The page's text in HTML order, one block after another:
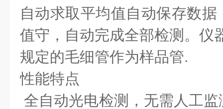
自动求取平均值自动保存数据
值守， 自动完成全部检测。仪
规定的毛细管作为样品管.
性能特点
全自动光电检测，无需人工监